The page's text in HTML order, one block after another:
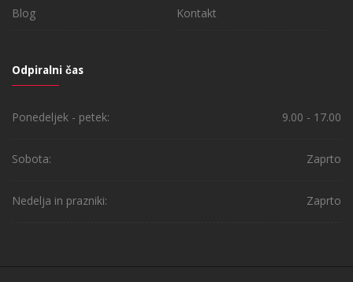
Blog Kontakt
Odpiralni čas
Ponedeljek - petek: 9.00 - 17.00
Sobota: Zaprto
Nedelja in prazniki: Zaprto